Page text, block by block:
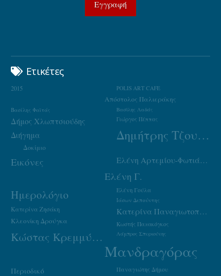
Ετικέτες
2015 POLIS ART CAFE
Απόστολος Παλιεράκης
Βασίλης Λαδάς
Βασίλης Φαϊτάς
Γιώργος Πέππας
Δήμος Χλωπτσιούδης
Δημήτρης Τζουμάκας
Διήγημα
Δοκίμιο
Εικόνες Ελένη Αρτεμίου-Φωτιάδου
Ελένη Γ.
Ελένη Γούλα
Ημερολόγιο Ιάσων Δεπούντης
Κατερίνα Ζησάκη Κατερίνα Παναγιωτοπούλου
Κλεονίκη Δρούγκα Κωστής Παπακόγκος
Κώστας Κρεμμύδας Λάμπρος Σπυριούνης
Μανδραγόρας
Παναγιώτης Δήμου
Περιοδικό